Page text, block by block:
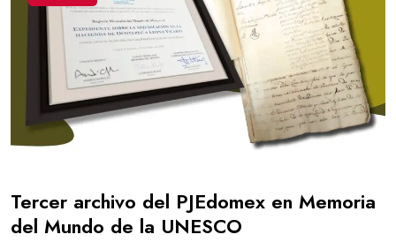
Tercer archivo del PJEdomex en Memoria
del Mundo de la UNESCO